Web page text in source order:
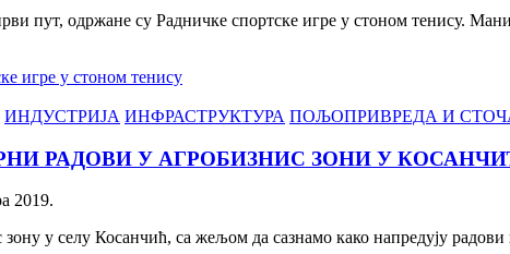
пут, одржане су Радничке спортске игре у стоном тенису.
игре у стоном тенису
ИНДУСТРИЈА ИНФРАСТРУКТУРА ПОЉОПРИВРЕДА И
РАДОВИ У АГРОБИЗНИС ЗОНИ У
2019.
у селу Косанчић, са жељом да сазнамо како напредују